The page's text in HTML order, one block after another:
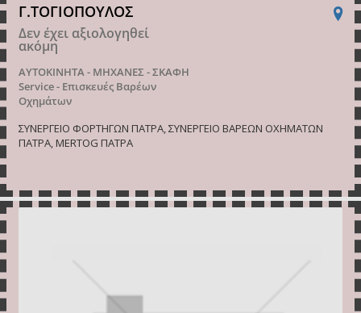
Γ.ΤΟΓΙΟΠΟΥΛΟΣ
Δεν έχει αξιολογηθεί
ακόμη
ΑΥΤΟΚΙΝΗΤΑ - ΜΗΧΑΝΕΣ - ΣΚΑΦΗ
Service - Επισκευές Βαρέων
Οχημάτων
ΣΥΝΕΡΓΕΙΟ ΦΟΡΤΗΓΩΝ ΠΑΤΡΑ, ΣΥΝΕΡΓΕΙΟ ΒΑΡΕΩΝ ΟΧΗΜΑΤΩΝ
ΠΑΤΡΑ, MERTOG ΠΑΤΡΑ